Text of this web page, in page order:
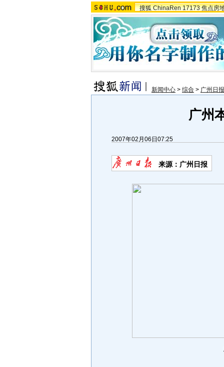
搜狐 ChinaRen 17173 焦点房
新闻中心 > 综合 > 广州日报
广州
2007年02月06日07:25
来源：广州日报